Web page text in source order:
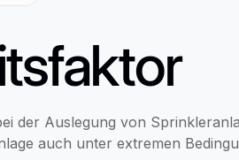
der Auslegung von
auch unter extremen